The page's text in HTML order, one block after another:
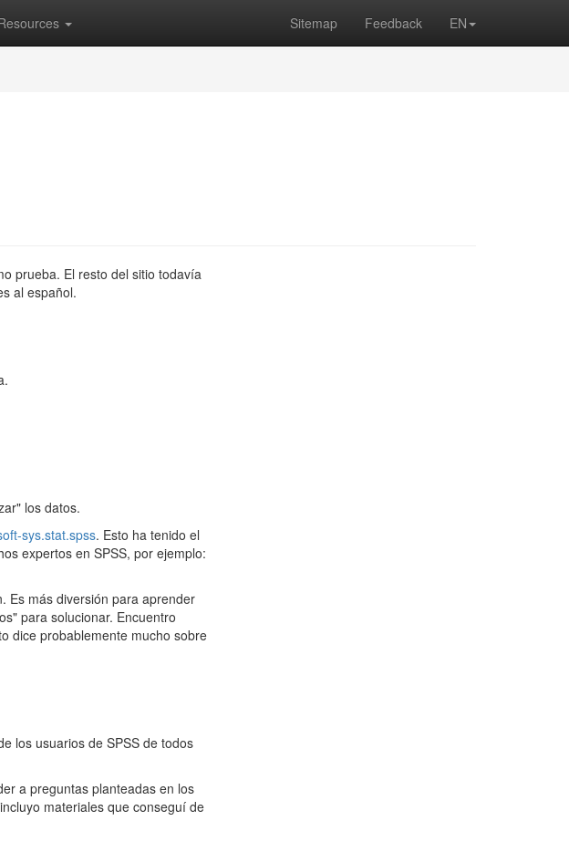
Sitemap Feedback EN
prueba. El resto del sitio todavía
al español.
los datos.
sys.stat.spss. Esto ha tenido el
expertos en SPSS, por ejemplo:
Es más diversión para aprender
para solucionar. Encuentro
dice probablemente mucho sobre
los usuarios de SPSS de todos
a preguntas planteadas en los
materiales que conseguí de